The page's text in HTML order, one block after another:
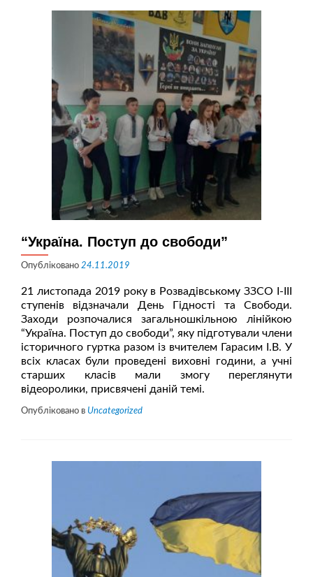
“Україна. Поступ до свободи”
Опубліковано 24.11.2019
21 листопада 2019 року в Розвадівському ЗЗСО І-ІІІ
ступенів відзначали День Гідності та Свободи.
Заходи розпочалися загальношкільною лінійкою
“Україна. Поступ до свободи”, яку підготували члени
історичного гуртка разом із вчителем Гарасим І.В. У
всіх класах були проведені виховні години, а учні
старших класів мали змогу переглянути
відеоролики, присвячені даній темі.
Опубліковано в Uncategorized